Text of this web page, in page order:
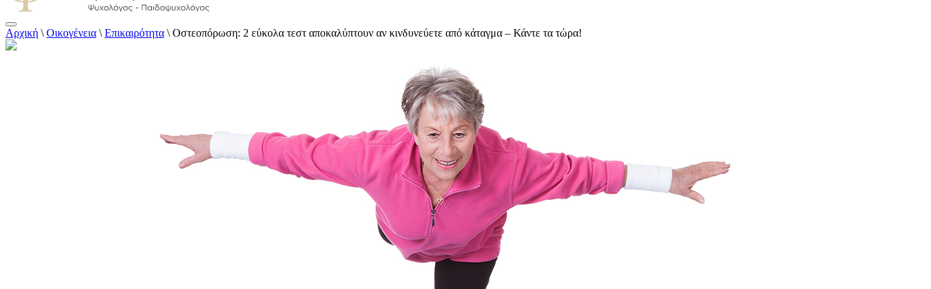
Αλεξάνδρα Καππάτου Ψυχολόγος – Παιδοψυχολόγος
Αρχική \ Οικογένεια \ Επικαιρότητα \ Οστεοπόρωση: 2 εύκολα τεστ αποκαλύπτουν αν κινδυνεύετε από κάταγμα – Κάντε τα τώρα!